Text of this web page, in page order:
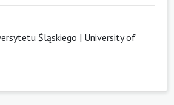
Śląskiego | University of